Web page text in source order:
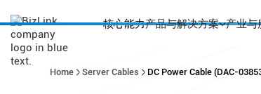
核心能力产品与解决方案 产业与
Home Server Cables DC Power Cable (DAC-